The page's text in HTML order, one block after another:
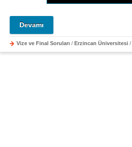
Devamı
Vize ve Final Soruları / Erzincan Üniversitesi /